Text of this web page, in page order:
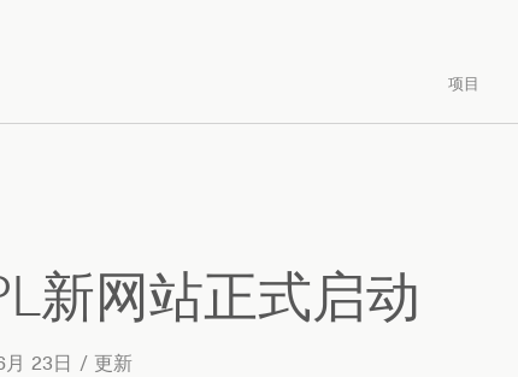
项目
新网站正式启动
月 23日 / 更新